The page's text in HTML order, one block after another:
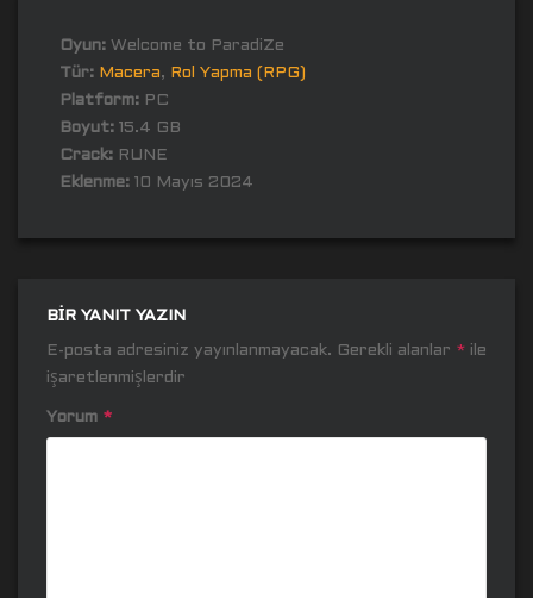
Oyun: Welcome to ParadiZe
Tür: Macera,
Rol Yapma (RPG)
Platform: PC
Boyut: 15.4 GB
Crack: RUNE
Eklenme: 10 Mayıs 2024
BIR YANIT YAZIN
E-posta adresiniz yayınlanmayacak. Gerekli alanlar * ile
işaretlenmişlerdir
Yorum *